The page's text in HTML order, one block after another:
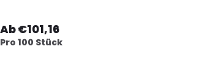
Ab €101,16
Pro 100 Stück